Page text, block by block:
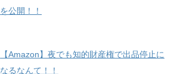
を公開！！
【Amazon】夜でも知的財産権で出品停止に
なるなんて！！